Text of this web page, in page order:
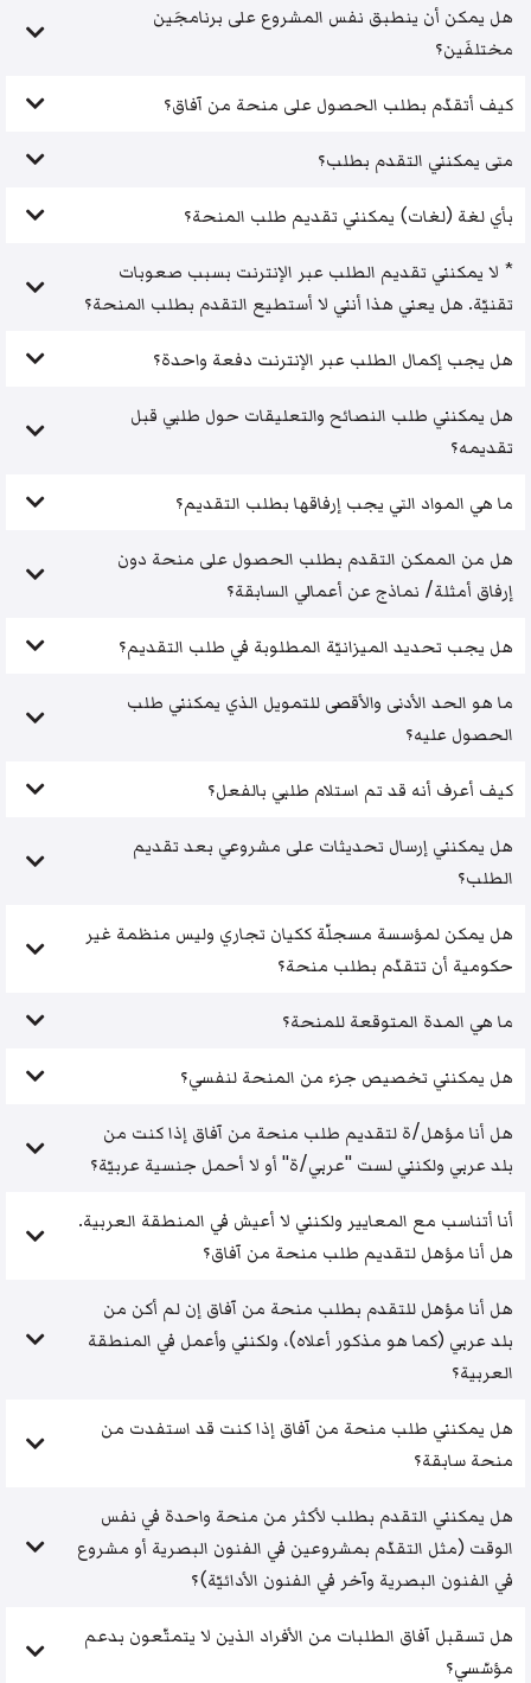
هل يمكن أن ينطبق نفس المشروع على برنامجَين
مختلفَين؟
كيف أتقدّم بطلب الحصول على منحة من آفاق؟
متى يمكنني التقدم بطلب؟
بأي لغة (لغات) يمكنني تقديم طلب المنحة؟
* لا يمكنني تقديم الطلب عبر الإنترنت بسبب صعوبات
تقنيّة. هل يعني هذا أنني لا أستطيع التقدم بطلب المنحة؟
هل يجب إكمال الطلب عبر الإنترنت دفعة واحدة؟
هل يمكنني طلب النصائح والتعليقات حول طلبي قبل
تقديمه؟
ما هي المواد التي يجب إرفاقها بطلب التقديم؟
هل من الممكن التقدم بطلب الحصول على منحة دون
إرفاق أمثلة/ نماذج عن أعمالي السابقة؟
هل يجب تحديد الميزانيّة المطلوبة في طلب التقديم؟
ما هو الحد الأدنى والأقصى للتمويل الذي يمكنني طلب
الحصول عليه؟
كيف أعرف أنه قد تم استلام طلبي بالفعل؟
هل يمكنني إرسال تحديثات على مشروعي بعد تقديم
الطلب؟
هل يمكن لمؤسسة مسجلّة ككيان تجاري وليس منظمة غير
حكومية أن تتقدّم بطلب منحة؟
ما هي المدة المتوقعة للمنحة؟
هل يمكنني تخصيص جزء من المنحة لنفسي؟
هل أنا مؤهل/ة لتقديم طلب منحة من آفاق إذا كنت من
بلد عربي ولكنني لست "عربي/ة" أو لا أحمل جنسية عربيّة؟
أنا أتناسب مع المعايير ولكنني لا أعيش في المنطقة العربية.
هل أنا مؤهل لتقديم طلب منحة من آفاق؟
هل أنا مؤهل للتقدم بطلب منحة من آفاق إن لم أكن من
بلد عربي (كما هو مذكور أعلاه)، ولكنني وأعمل في المنطقة
العربية؟
هل يمكنني طلب منحة من آفاق إذا كنت قد استفدت من
منحة سابقة؟
هل يمكنني التقدم بطلب لأكثر من منحة واحدة في نفس
الوقت (مثل التقدّم بمشروعين في الفنون البصرية أو مشروع
في الفنون البصرية وآخر في الفنون الأدائيّة)؟
هل تسقبل آفاق الطلبات من الأفراد الذين لا يتمتّعون بدعم
مؤسّسي؟